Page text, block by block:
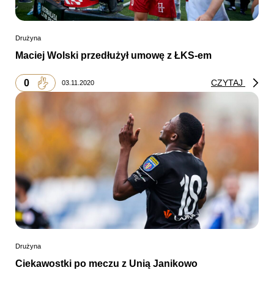
Drużyna
Maciej Wolski przedłużył umowę z ŁKS-em
0 03.11.2020 CZYTAJ
Drużyna
Ciekawostki po meczu z Unią Janikowo